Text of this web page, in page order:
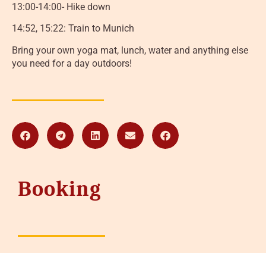
13:00-14:00- Hike down
14:52, 15:22: Train to Munich
Bring your own yoga mat, lunch, water and anything else
you need for a day outdoors!
Booking